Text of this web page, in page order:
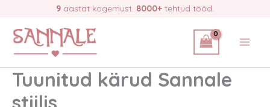
content
9 aastat kogemust. 8000+ tehtud tööd.
Tuunitud kärud Sannale
stiilis